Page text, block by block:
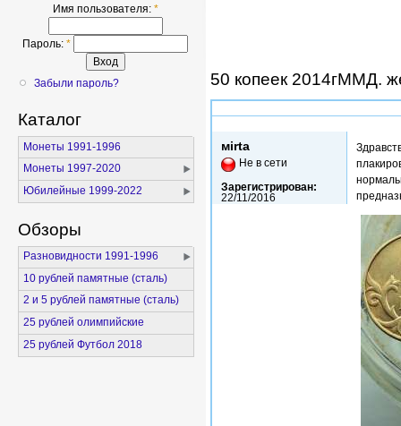
Имя пользователя: *
Пароль: *
Забыли пароль?
Каталог
Монеты 1991-1996
Монеты 1997-2020
Юбилейные 1999-2022
Обзоры
Разновидности 1991-1996
10 рублей памятные (сталь)
2 и 5 рублей памятные (сталь)
25 рублей олимпийские
25 рублей Футбол 2018
50 копеек 2014гММД.
мirta
Не в сети
Зарегистрирован:
22/11/2016